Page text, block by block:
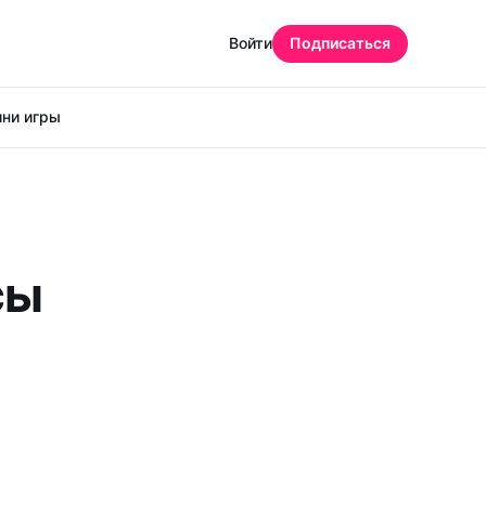
игры
Войти Подписаться